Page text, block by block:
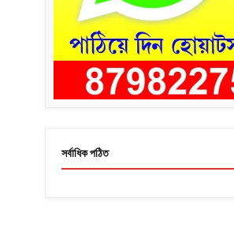
সর্বাধিক পঠিত